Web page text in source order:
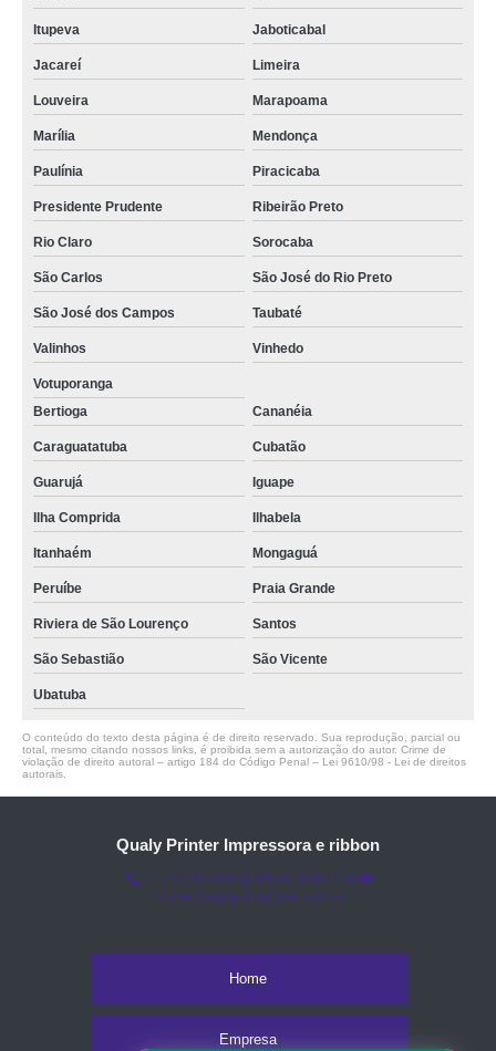
Itupeva Jaboticabal
Jacareí Limeira
Louveira Marapoama
Marília Mendonça
Paulínia Piracicaba
Presidente Prudente Ribeirão Preto
Rio Claro Sorocaba
São Carlos São José do Rio Preto
São José dos Campos Taubaté
Valinhos Vinhedo
Votuporanga
Bertioga
Cananéia
Caraguatatuba Cubatão
Guarujá Iguape
Ilha Comprida Ilhabela
Itanhaém Mongaguá
Peruíbe Praia Grande
Riviera de São Lourenço Santos
São Sebastião São Vicente
Ubatuba
O conteúdo do texto desta página é de direito reservado. Sua reprodução, parcial ou
total, mesmo citando nossos links, é proibida sem a autorização do autor. Crime de
violação de direito autoral – artigo 184 do Código Penal – Lei 9610/98 - Lei de direitos
autorais
Qualy Printer Impressora e ribbon
(11) 3451-3366
(11) 91098-5778
comercial@qualyprinter.com.br
Home
Empresa